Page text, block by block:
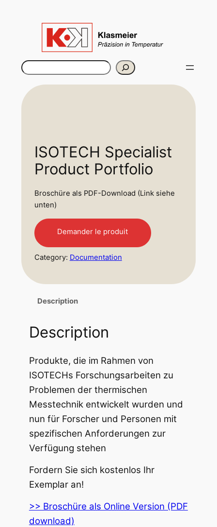
Rechercher
ISOTECH Specialist
Product Portfolio
Broschüre als PDF-Download (Link siehe
unten)
Demander le produit
Category: Documentation
Description
Description
Produkte, die im Rahmen von
ISOTECHs Forschungsarbeiten zu
Problemen der thermischen
Messtechnik entwickelt wurden und
nun für Forscher und Personen mit
spezifischen Anforderungen zur
Verfügung stehen
Fordern Sie sich kostenlos Ihr
Exemplar an!
>> Broschüre als Online Version (PDF
download)